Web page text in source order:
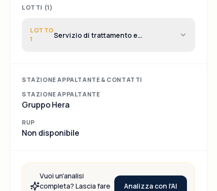
LOTTI (1)
LOTTO
1
Servizio di trattamento e
imballaggio e f.m.s.” CER 20.01.01
STAZIONE APPALTANTE & CONTATTI
STAZIONE APPALTANTE
Gruppo Hera
RUP
Non disponibile
Vuoi un'analisi
completa? Lascia fare
Analizza con l'AI